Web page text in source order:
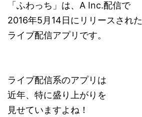
「ふわっち」は、A Inc.配信で
2016年5月14日にリリースされた
ライブ配信アプリです。
ライブ配信系のアプリは
近年、特に盛り上がりを
見せていますよね！